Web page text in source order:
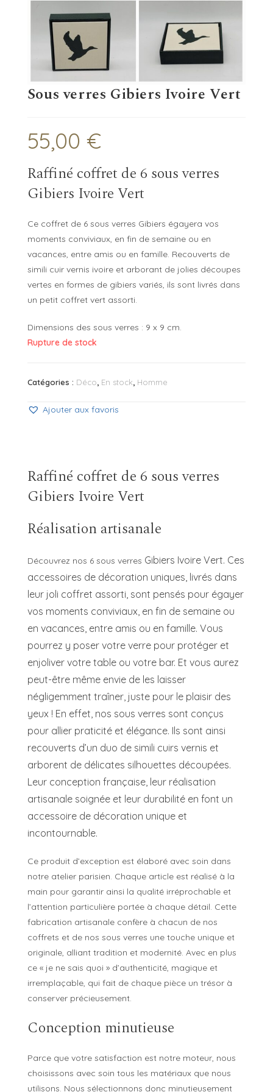
Sous verres Gibiers Ivoire Vert
55,00 €
Raffiné coffret de 6 sous verres
Gibiers Ivoire Vert
Ce coffret de 6 sous verres Gibiers égayera vos
moments conviviaux, en fin de semaine ou en
vacances, entre amis ou en famille. Recouverts de
simili cuir vernis ivoire et arborant de jolies découpes
vertes en formes de gibiers variés, ils sont livrés dans
un petit coffret vert assorti.
Dimensions des sous verres : 9 x 9 cm.
Rupture de stock
Catégories : Déco En stock Homme
Ajouter aux favoris
Raffiné coffret de 6 sous verres
Gibiers Ivoire Vert
Réalisation artisanale
Découvrez nos 6 sous verres Gibiers Ivoire Vert. Ces
accessoires de décoration uniques, livrés dans
leur joli coffret assorti, sont pensés pour égayer
vos moments conviviaux, en fin de semaine ou
en vacances, entre amis ou en famille. Vous
pourrez y poser votre verre pour protéger et
enjoliver votre table ou votre bar. Et vous aurez
peut-être même envie de les laisser
négligemment traîner, juste pour le plaisir des
yeux ! En effet, nos sous verres sont conçus
pour allier praticité et élégance. Ils sont ainsi
recouverts d’un duo de simili cuirs vernis et
arborent de délicates silhouettes découpées.
Leur conception française, leur réalisation
artisanale soignée et leur durabilité en font un
accessoire de décoration unique et
incontournable.
Ce produit d’exception est élaboré avec soin dans
notre atelier parisien. Chaque article est réalisé à la
main pour garantir ainsi la qualité irréprochable et
l’attention particulière portée à chaque détail. Cette
fabrication artisanale confère à chacun de nos
coffrets et de nos sous verres une touche unique et
originale, alliant tradition et modernité. Avec en plus
ce « je ne sais quoi » d’authenticité, magique et
irremplaçable, qui fait de chaque pièce un trésor à
conserver précieusement.
Conception minutieuse
Parce que votre satisfaction est notre moteur, nous
choisissons avec soin tous les matériaux que nous
utilisons. Nous sélectionnons donc minutieusement